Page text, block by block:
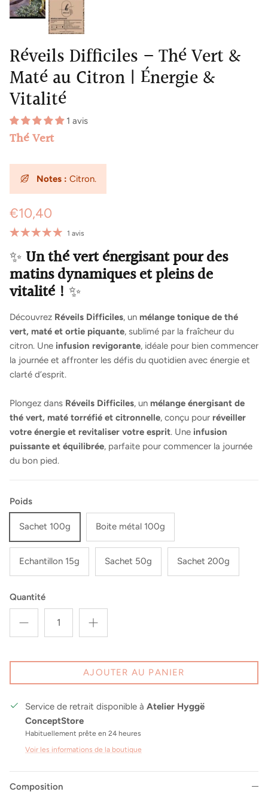
Réveils Difficiles – Thé Vert &
Maté au Citron | Énergie &
Vitalité
1 avis
Thé Vert
Notes : Citron.
€10,40
1 avis
✨Un thé vert énergisant pour des
matins dynamiques et pleins de
vitalité ! ✨
Découvrez Réveils Difficiles, un mélange tonique de thé
vert, maté et ortie piquante, sublimé par la fraîcheur du
citron. Une infusion revigorante, idéale pour bien commencer
la journée et affronter les défis du quotidien avec énergie et
clarté d’esprit.
Plongez dans Réveils Difficiles, un mélange énergisant de
thé vert, maté torréfié et citronnelle, conçu pour réveiller
votre énergie et revitaliser votre esprit. Une infusion
puissante et équilibrée, parfaite pour commencer la journée
du bon pied.
Poids
Sachet 100g Boite métal 100g
Echantillon 15g Sachet 50g Sachet 200g
Quantité
AJOUTER AU PANIER
Service de retrait disponible à Atelier Hyggë
ConceptStore
Habituellement prête en 24 heures
Voir les informations de la boutique
Composition